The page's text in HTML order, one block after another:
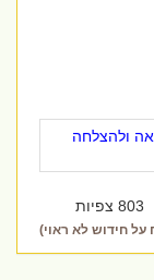
ולהצלחה
803 צפיות
חידוש לא ראוי)